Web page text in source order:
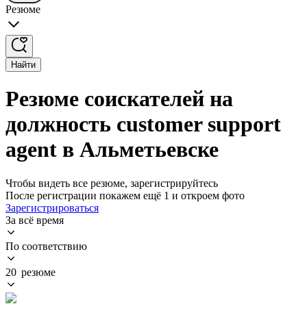
Резюме
Найти
Резюме соискателей на
должность customer support
agent в Альметьевске
Чтобы видеть все резюме, зарегистрируйтесь
После регистрации покажем ещё 1 и откроем фото
Зарегистрироваться
За всё время
По соответствию
20 резюме